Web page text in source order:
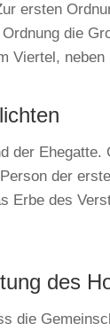
ersten
die
Viertel,
der
der
Erbe des
des
die